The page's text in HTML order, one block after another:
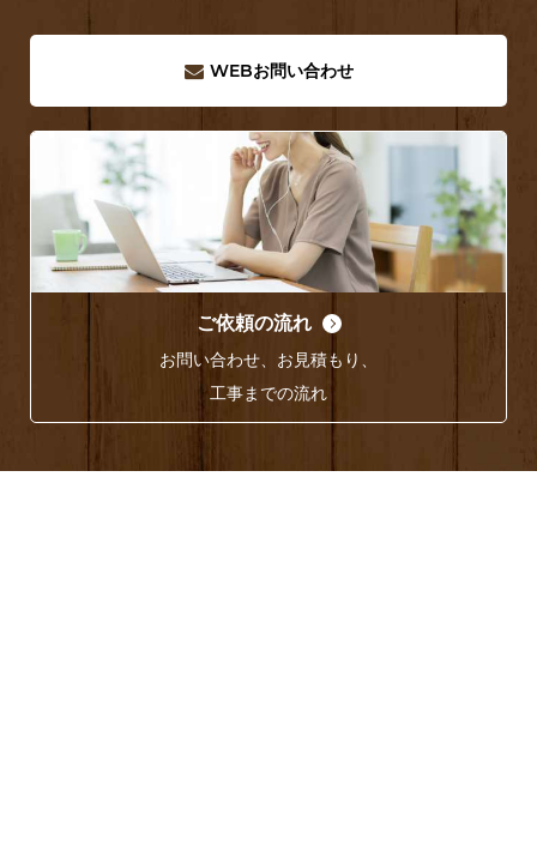
WEBお問い合わせ
ご依頼の流れ
お問い合わせ、お見積もり、
工事までの流れ